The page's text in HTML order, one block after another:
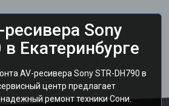
Sony
в Екатеринбурге
AV-ресивера Sony STR-DH790 в
центр предлагает
ремонт техники Сони.